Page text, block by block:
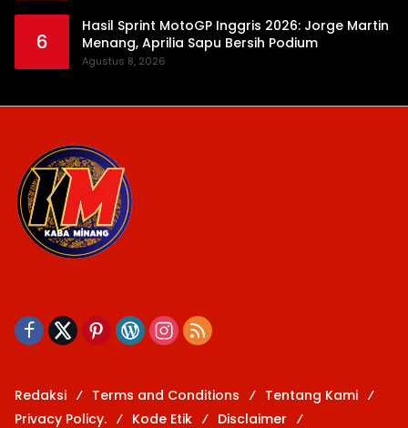
6
Hasil Sprint MotoGP Inggris 2026: Jorge Martin
Menang, Aprilia Sapu Bersih Podium
Agustus 8, 2026
Redaksi Terms and Conditions
Tentang Kami
Privacy Policy.
Kode Etik Disclaimer